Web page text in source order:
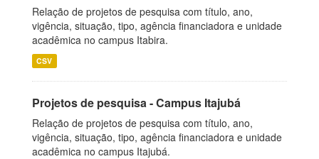
Relação de projetos de pesquisa com título, ano,
vigência, situação, tipo, agência financiadora e unidade
acadêmica no campus Itabira.
CSV
Projetos de pesquisa - Campus Itajubá
Relação de projetos de pesquisa com título, ano,
vigência, situação, tipo, agência financiadora e unidade
acadêmica no campus Itajubá.